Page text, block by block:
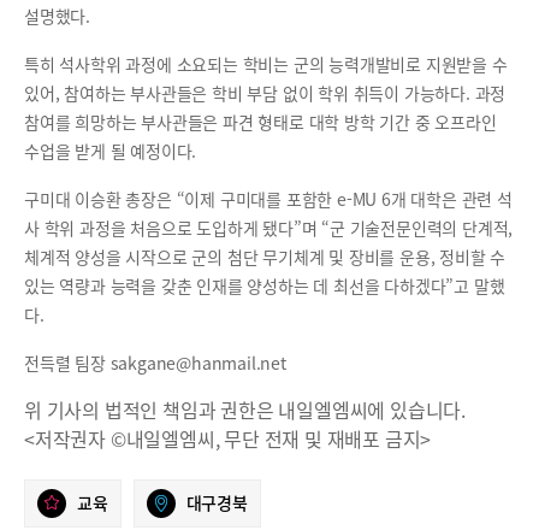
설명했다.
특히 석사학위 과정에 소요되는 학비는 군의 능력개발비로 지원받을 수
있어, 참여하는 부사관들은 학비 부담 없이 학위 취득이 가능하다. 과정
참여를 희망하는 부사관들은 파견 형태로 대학 방학 기간 중 오프라인
수업을 받게 될 예정이다.
구미대 이승환 총장은 “이제 구미대를 포함한 e-MU 6개 대학은 관련 석
사 학위 과정을 처음으로 도입하게 됐다”며 “군 기술전문인력의 단계적,
체계적 양성을 시작으로 군의 첨단 무기체계 및 장비를 운용, 정비할 수
있는 역량과 능력을 갖춘 인재를 양성하는 데 최선을 다하겠다”고 말했
다.
전득렬 팀장 sakgane@hanmail.net
위 기사의 법적인 책임과 권한은 내일엘엠씨에 있습니다.
<저작권자 ©내일엘엠씨, 무단 전재 및 재배포 금지>
교육 대구경북